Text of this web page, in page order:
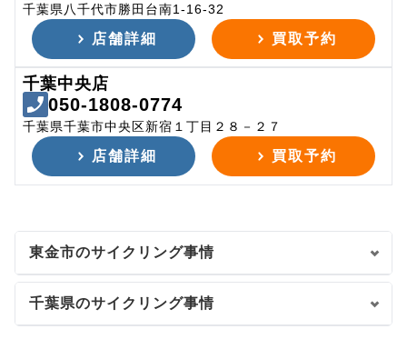
千葉県八千代市勝田台南1-16-32
店舗詳細 買取予約
千葉中央店
050-1808-0774
千葉県千葉市中央区新宿１丁目２８－２７
店舗詳細 買取予約
東金市のサイクリング事情
千葉県のサイクリング事情